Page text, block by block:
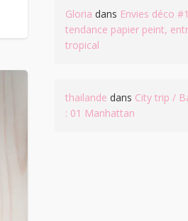
Gloria dans Envies déco
tendance papier peint,
tropical
thailande dans City trip /
: 01 Manhattan